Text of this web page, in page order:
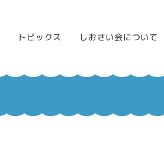
トピックス しおさい会について